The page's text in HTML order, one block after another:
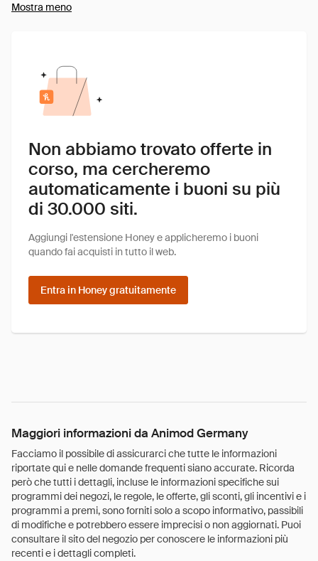
Mostra meno
Non abbiamo trovato offerte in
corso, ma cercheremo
automaticamente i buoni su più
di 30.000 siti.
Aggiungi l'estensione Honey e applicheremo i buoni
quando fai acquisti in tutto il web.
Entra in Honey gratuitamente
Maggiori informazioni da Animod Germany
Facciamo il possibile di assicurarci che tutte le informazioni
riportate qui e nelle domande frequenti siano accurate. Ricorda
però che tutti i dettagli, incluse le informazioni specifiche sui
programmi dei negozi, le regole, le offerte, gli sconti, gli incentivi e i
programmi a premi, sono forniti solo a scopo informativo, passibili
di modifiche e potrebbero essere imprecisi o non aggiornati. Puoi
consultare il sito del negozio per conoscere le informazioni più
recenti e i dettagli completi.